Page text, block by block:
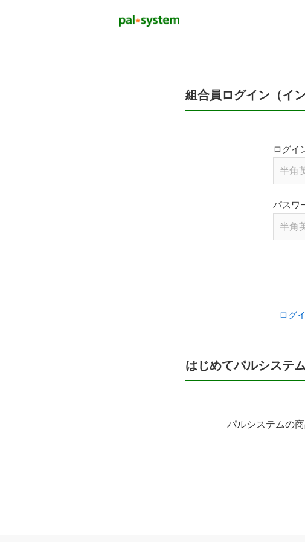
組合員ログイン（イ
ログイ
パスワ
ログ
はじめてパルシステ
パルシステムの